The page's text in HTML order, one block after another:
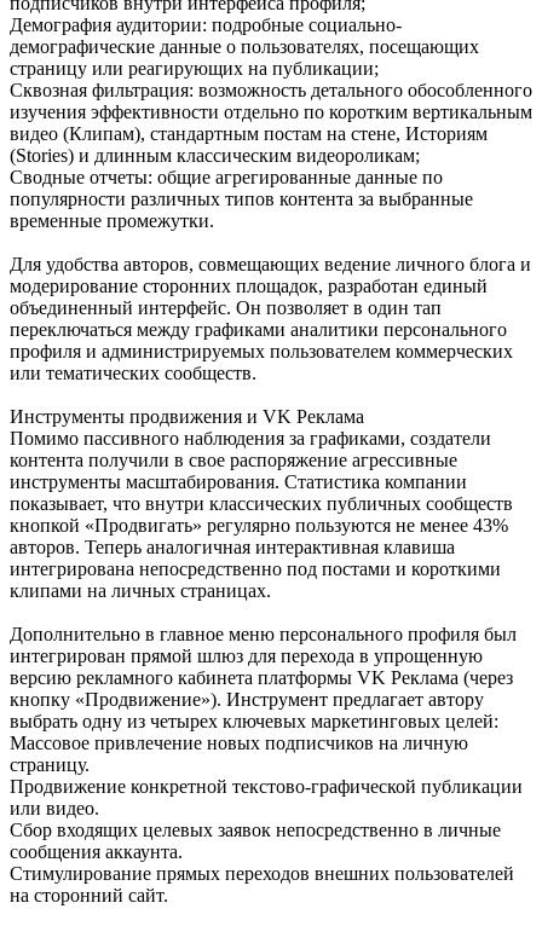
Демография аудитории: подробные социально-
демографические данные о пользователях, посещающих
страницу или реагирующих на публикации;
Сквозная фильтрация: возможность детального обособленного
изучения эффективности отдельно по коротким вертикальным
видео (Клипам), стандартным постам на стене, Историям
(Stories) и длинным классическим видеороликам;
Сводные отчеты: общие агрегированные данные по
популярности различных типов контента за выбранные
временные промежутки.
Для удобства авторов, совмещающих ведение личного блога и
модерирование сторонних площадок, разработан единый
объединенный интерфейс. Он позволяет в один тап
переключаться между графиками аналитики персонального
профиля и администрируемых пользователем коммерческих
или тематических сообществ.
Инструменты продвижения и VK Реклама
Помимо пассивного наблюдения за графиками, создатели
контента получили в свое распоряжение агрессивные
инструменты масштабирования. Статистика компании
показывает, что внутри классических публичных сообществ
кнопкой «Продвигать» регулярно пользуются не менее 43%
авторов. Теперь аналогичная интерактивная клавиша
интегрирована непосредственно под постами и короткими
клипами на личных страницах.
Дополнительно в главное меню персонального профиля был
интегрирован прямой шлюз для перехода в упрощенную
версию рекламного кабинета платформы VK Реклама (через
кнопку «Продвижение»). Инструмент предлагает автору
выбрать одну из четырех ключевых маркетинговых целей:
Массовое привлечение новых подписчиков на личную
страницу.
Продвижение конкретной текстово-графической публикации
или видео.
Сбор входящих целевых заявок непосредственно в личные
сообщения аккаунта.
Стимулирование прямых переходов внешних пользователей
на сторонний сайт.